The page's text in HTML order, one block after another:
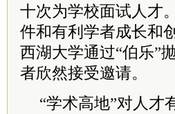
十次为学校面试人才
件和有利学者成长和
西湖大学通过“伯乐”
者欣然接受邀请。
“学术高地”对人才